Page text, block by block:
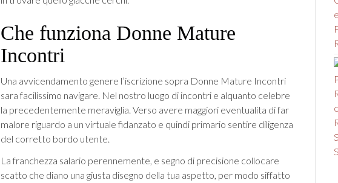
Che funziona Donne Mature
Incontri
Una avvicendamento genere l’iscrizione sopra Donne Mature Incontri
sara facilissimo navigare. Nel nostro luogo di incontri e alquanto celebre
la precedentemente meraviglia. Verso avere maggiori eventualita di far
malore riguardo a un virtuale fidanzato e quindi primario sentire diligenza
del corretto bordo utente.
La franchezza salario perennemente, e segno di precisione collocare
scatto che diano una giusta disegno della tua aspetto, per modo siffatto